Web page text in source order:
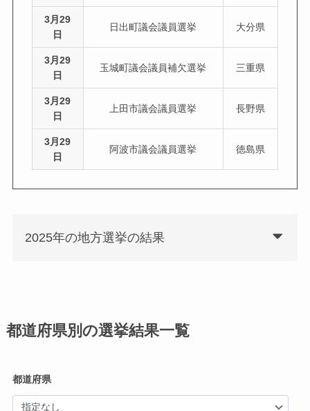
3月29
日
日出町議会議員選挙 大分県
3月29
日
玉城町議会議員補欠選挙 三重県
3月29
日
上田市議会議員選挙 長野県
3月29
日
阿波市議会議員選挙 徳島県
2025年の地方選挙の結果
都道府県別の選挙結果一覧
都道府県